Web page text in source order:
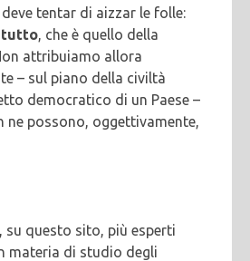
tentar di aizzar le folle:
tutto, che è quello della
attribuiamo allora
– sul piano della civiltà
democratico di un Paese –
ne possono, oggettivamente,
questo sito, più esperti
materia di studio degli